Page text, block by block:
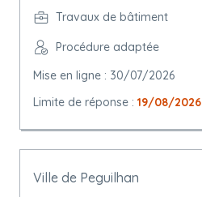
Travaux de bâtiment
Procédure adaptée
Mise en ligne : 30/07/2026
Limite de réponse : 19/08/2026
Ville de Peguilhan